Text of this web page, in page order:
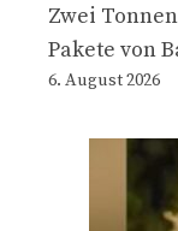
Zwei
Pakete von
6. August 2026